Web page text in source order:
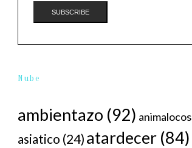
Nube
ambientazo (92) animalocos
asiatico (24) atardecer (84)